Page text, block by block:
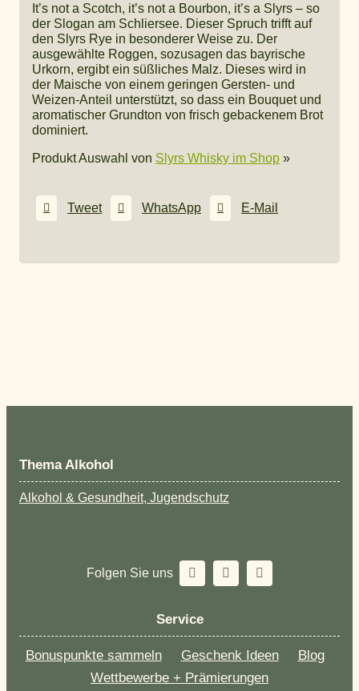
It’s not a Scotch, it’s not a Bourbon, it’s a Slyrs – so
der Slogan am Schliersee. Dieser Spruch trifft auf
den Slyrs Rye in besonderer Weise zu. Der
ausgewählte Roggen, sozusagen das bayrische
Urkorn, ergibt ein süßliches Malz. Dieses wird in
der Maische von einem geringen Gersten- und
Weizen-Anteil unterstützt, so dass ein Bouquet und
aromatischer Grundton von frisch gebackenem Brot
dominiert.
Produkt Auswahl von Slyrs Whisky im Shop »
Tweet WhatsApp E-Mail
Thema Alkohol
Alkohol & Gesundheit, Jugendschutz
Folgen Sie uns
Service
Bonuspunkte sammeln Geschenk Ideen
Blog
Wettbewerbe + Prämierungen